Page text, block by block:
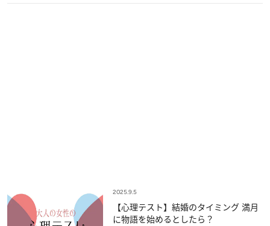
2025.9.5
【心理テスト】結婚のタイミング 満月
に物語を始めるとしたら？